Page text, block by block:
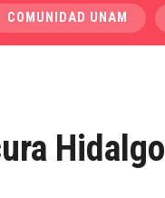
COMUNIDAD UNAM
Hidalgo